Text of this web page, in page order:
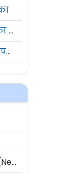
विक्रीकर निरीक्षक प्रश्नपत्रिका संच
सहाय्यक कक्ष अधिकारी प्रश्नपत्रिका संच